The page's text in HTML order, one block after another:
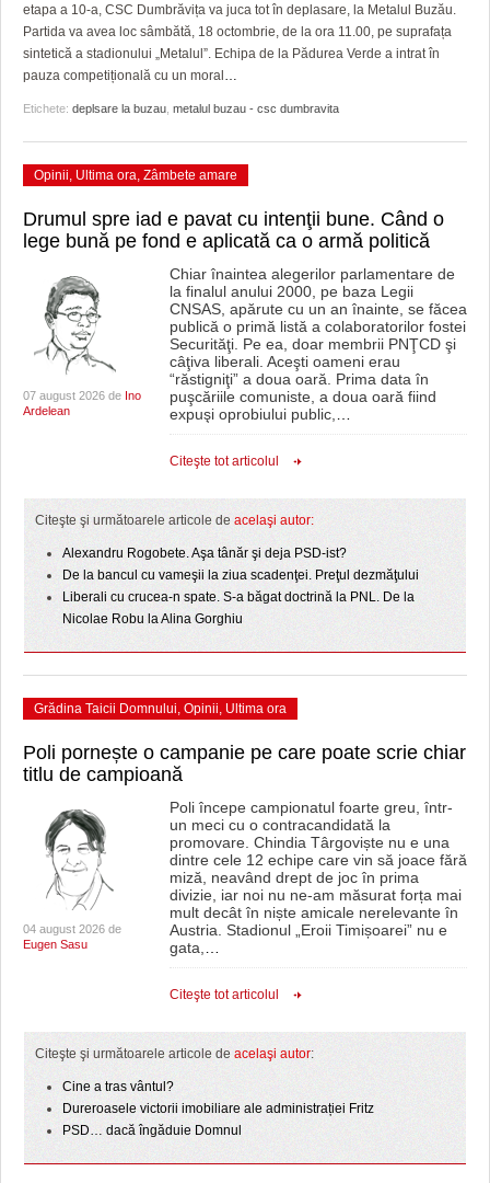
GRĂDINA TAICII DOMNULUI
ZIARISTU’ DE TERASĂ
FINANŢĂRI DE LA A LA Z
PE SURSE
CRONICĂ DE FILM
UNDE MERGEM
CLIPURI VIDEO
JOCURI ONLINE
ACCIDENTE
ANUNŢURI
CULTURA
INVATAMANT
JUSTITIE
FILME DOCUMENTARE
CLIPURI VIDEO
JOCURI ONLINE
FARMACII DIN TIMIŞOARA
HARTA TIMIŞOAREI
LICEE, ŞCOLI ŞI GRĂDINIŢE DIN TIMIŞ
PRIMĂRIILE DIN TIMIŞ
SFATURI JURIDICE
etapa a 10-a, CSC Dumbrăvița va juca tot în deplasare, la Metalul Buzău.
Partida va avea loc sâmbătă, 18 octombrie, de la ora 11.00, pe suprafața
sintetică a stadionului „Metalul”. Echipa de la Pădurea Verde a intrat în
pauza competițională cu un moral …
Etichete: deplsare la buzau metalul buzau - csc dumbravita
Opinii, Ultima ora, Zâmbete amare
Drumul spre iad e pavat cu intenţii bune. Când o
lege bună pe fond e aplicată ca o armă politică
07 august 2026 de Ino
Ardelean
Chiar înaintea alegerilor parlamentare de
la finalul anului 2000, pe baza Legii
CNSAS, apărute cu un an înainte, se făcea
publică o primă listă a colaboratorilor fostei
Securităţi. Pe ea, doar membrii PNŢCD şi
câţiva liberali. Aceşti oameni erau
“răstigniţi” a doua oară. Prima data în
puşcăriile comuniste, a doua oară fiind
expuşi oprobiului public,…
Citeşte tot articolul
Citeşte şi următoarele articole de acelaşi autor:
Alexandru Rogobete. Aşa tânăr şi deja PSD-ist?
De la bancul cu vameşii la ziua scadenţei. Preţul dezmăţului
Liberali cu crucea-n spate. S-a băgat doctrină la PNL. De la
Nicolae Robu la Alina Gorghiu
Grădina Taicii Domnului, Opinii, Ultima ora
Poli pornește o campanie pe care poate scrie chiar
titlu de campioană
04 august 2026 de
Eugen Sasu
Poli începe campionatul foarte greu, într-
un meci cu o contracandidată la
promovare. Chindia Târgoviște nu e una
dintre cele 12 echipe care vin să joace fără
miză, neavând drept de joc în prima
divizie, iar noi nu ne-am măsurat forța mai
mult decât în niște amicale nerelevante în
Austria. Stadionul „Eroii Timișoarei” nu e
gata,…
Citeşte tot articolul
Citeşte şi următoarele articole de acelaşi autor:
Cine a tras vântul?
Dureroasele victorii imobiliare ale administrației Fritz
PSD… dacă îngăduie Domnul